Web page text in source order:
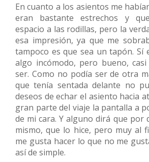
En cuanto a los asientos me
eran bastante estrechos y
espacio a las rodillas, pero la
esa impresión, ya que me
tampoco es que sea un tapón. Sí
algo incómodo, pero bueno,
ser. Como no podía ser de otra
que tenía sentada delante no
deseos de echar el asiento hacia
gran parte del viaje la pantalla a
de mi cara. Y alguno dirá que por
mismo, que lo hice, pero muy al
me gusta hacer lo que no me
así de simple.